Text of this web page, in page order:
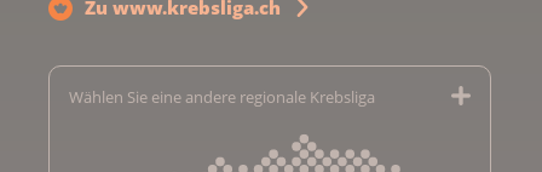
Zu www.krebsliga.ch
Wählen Sie eine andere regionale Krebsliga